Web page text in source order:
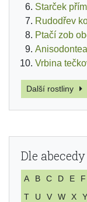
Starček
Rudodřev
Ptačí zob
Anisodontea
Vrbina
Další rostliny
Dle abecedy
A B C D E F
T
U V W X Y